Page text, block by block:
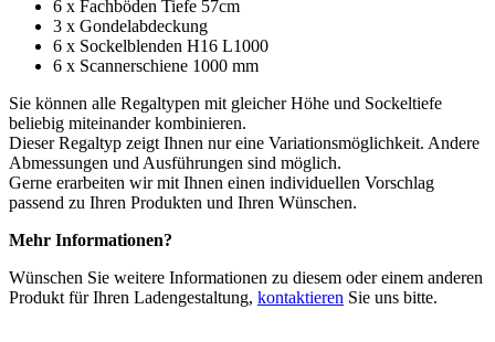
6 x Fachböden Tiefe 57cm
3 x Gondelabdeckung
6 x Sockelblenden H16 L1000
6 x Scannerschiene 1000 mm
Sie können alle Regaltypen mit gleicher Höhe und Sockeltiefe
beliebig miteinander kombinieren.
Dieser Regaltyp zeigt Ihnen nur eine Variationsmöglichkeit. Andere
Abmessungen und Ausführungen sind möglich.
Gerne erarbeiten wir mit Ihnen einen individuellen Vorschlag
passend zu Ihren Produkten und Ihren Wünschen.
Mehr Informationen?
Wünschen Sie weitere Informationen zu diesem oder einem anderen
Produkt für Ihren Ladengestaltung, kontaktieren Sie uns bitte.